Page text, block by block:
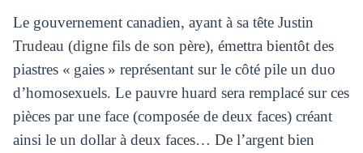
Le gouvernement canadien, ayant à sa tête Justin
Trudeau (digne fils de son père), émettra bientôt des
piastres « gaies » représentant sur le côté pile un duo
d’homosexuels. Le pauvre huard sera remplacé sur ces
pièces par une face (composée de deux faces) créant
ainsi le un dollar à deux faces… De l’argent bien